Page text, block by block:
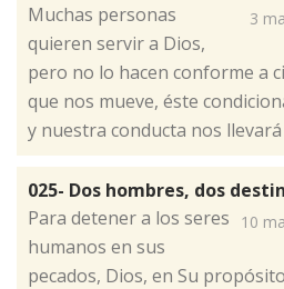
3
​Muchas personas
quieren servir a Dios,
pero no lo hacen conforme a
que nos mueve, éste
y nuestra conducta nos
025- Dos hombres, dos
10
​Para detener a los seres
humanos en sus
pecados, Dios, en Su